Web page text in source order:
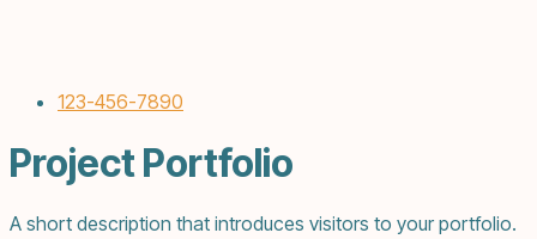
123-456-7890
Project Portfolio
A short description that introduces visitors to your portfolio.